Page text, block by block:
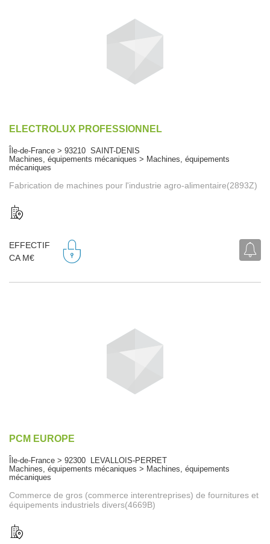
ELECTROLUX PROFESSIONNEL
Île-de-France > 93210 SAINT-DENIS
Machines, équipements mécaniques > Machines, équipements
mécaniques
Fabrication de machines pour l'industrie agro-alimentaire(2893Z)
EFFECTIF
CA M€
PCM EUROPE
Île-de-France > 92300 LEVALLOIS-PERRET
Machines, équipements mécaniques > Machines, équipements
mécaniques
Commerce de gros (commerce interentreprises) de fournitures et
équipements industriels divers(4669B)